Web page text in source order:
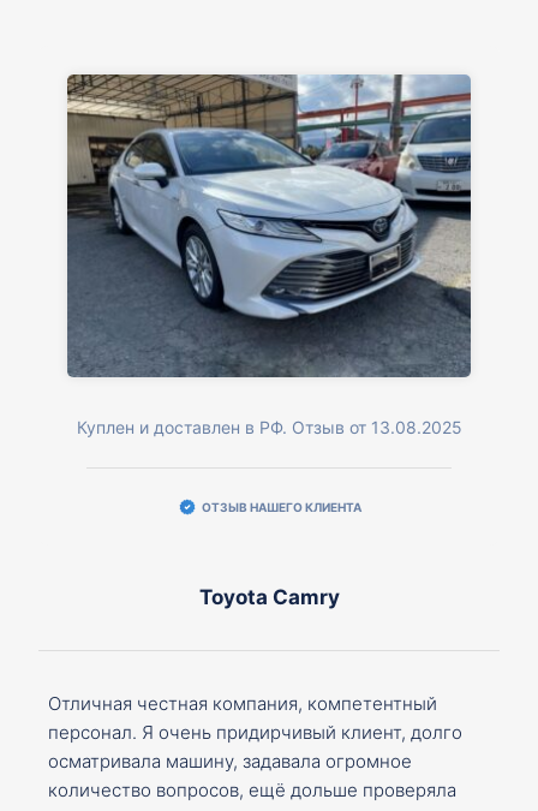
Куплен и доставлен в РФ. Отзыв от 13.08.2025
ОТЗЫВ НАШЕГО КЛИЕНТА
Toyota Camry
Отличная честная компания, компетентный
персонал. Я очень придирчивый клиент, долго
осматривала машину, задавала огромное
количество вопросов, ещё дольше проверяла